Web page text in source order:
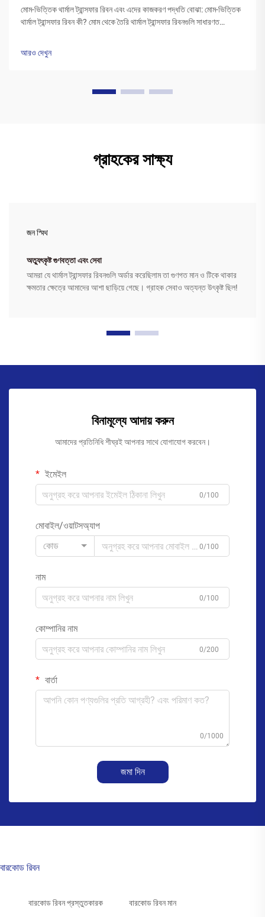
মোম-ভিত্তিক থার্মাল ট্রান্সফার রিবন এবং এদের কাজকরণ পদ্ধতি বোঝা: মোম-ভিত্তিক
থার্মাল ট্রান্সফার রিবন কী? মোম থেকে তৈরি থার্মাল ট্রান্সফার রিবনগুলি সাধারণত
আরও দেখুন
গ্রাহকের সাক্ষ্য
জন স্মিথ
অত্যুৎকৃষ্ট গুণবত্তা এবং সেবা
আমরা যে থার্মাল ট্রান্সফার রিবনগুলি অর্ডার করেছিলাম তা গুণগত মান ও টিকে থাকার
ক্ষমতার ক্ষেত্রে আমাদের আশা ছাড়িয়ে গেছে। গ্রাহক সেবাও অত্যন্ত উৎকৃষ্ট ছিল!
বিনামূল্যে আদায় করুন
আমাদের প্রতিনিধি শীঘ্রই আপনার সাথে যোগাযোগ করবেন।
ইমেইল
0/100
মোবাইল/ওয়াটসঅ্যাপ
কোড
0/100
নাম
0/100
কোম্পানির নাম
0/200
বার্তা
0/1000
জমা দিন
বারকোড রিবন
বারকোড রিবন প্রস্তুতকারক বারকোড রিবন মান